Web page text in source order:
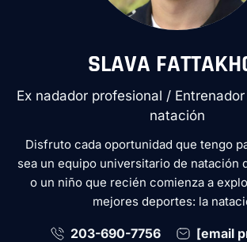
SLAVA
Ex nadador profesional /
natación
Disfruto cada oportunidad que tengo
sea un equipo universitario de natación
o un niño que recién comienza a
mejores deportes: la
203-690-7756 [email